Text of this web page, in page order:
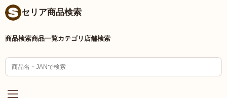
セリア商品検索
商品検索商品一覧カテゴリ 店舗検索